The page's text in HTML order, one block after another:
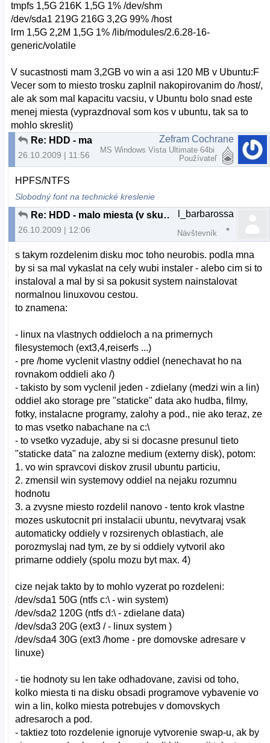
tmpfs 1,5G 216K 1,5G 1% /dev/shm
/dev/sda1 219G 216G 3,2G 99% /host
lrm 1,5G 2,2M 1,5G 1% /lib/modules/2.6.28-16-
generic/volatile
V sucastnosti mam 3,2GB vo win a asi 120 MB v Ubuntu:F
Vecer som to miesto trosku zaplnil nakopirovanim do /host/,
ale ak som mal kapacitu vacsiu, v Ubuntu bolo snad este
menej miesta (vyprazdnoval som kos v ubuntu, tak sa to
mohlo skreslit)
Re: HDD - malo miesta (v skutocnosti neni)
26.10.2009 | 11:56
Zefram Cochrane
MS Windows Vista Ultimate 64bi
Používateľ
HPFS/NTFS
Slobodný font na technické kreslenie
Re: HDD - malo miesta (v skutocnosti neni)
26.10.2009 | 12:06
l_barbarossa
Návštevník
s takym rozdelenim disku moc toho neurobis. podla mna
by si sa mal vykaslat na cely wubi instaler - alebo cim si to
instaloval a mal by si sa pokusit system nainstalovat
normalnou linuxovou cestou.
to znamena:
- linux na vlastnych oddieloch a na primernych
filesystemoch (ext3,4,reiserfs ...)
- pre /home vyclenit vlastny oddiel (nenechavat ho na
rovnakom oddieli ako /)
- takisto by som vyclenil jeden - zdielany (medzi win a lin)
oddiel ako storage pre "staticke" data ako hudba, filmy,
fotky, instalacne programy, zalohy a pod., nie ako teraz, ze
to mas vsetko nabachane na c:\
- to vsetko vyzaduje, aby si si docasne presunul tieto
"staticke data" na zalozne medium (externy disk), potom:
1. vo win spravcovi diskov zrusil ubuntu particiu,
2. zmensil win systemovy oddiel na nejaku rozumnu
hodnotu
3. a zvysne miesto rozdelil nanovo - tento krok vlastne
mozes uskutocnit pri instalacii ubuntu, nevytvaraj vsak
automaticky oddiely v rozsirenych oblastiach, ale
porozmyslaj nad tym, ze by si oddiely vytvoril ako
primarne oddiely (spolu mozu byt max. 4)
cize nejak takto by to mohlo vyzerat po rozdeleni:
/dev/sda1 50G (ntfs c:\ - win system)
/dev/sda2 120G (ntfs d:\ - zdielane data)
/dev/sda3 20G (ext3 / - linux system )
/dev/sda4 30G (ext3 /home - pre domovske adresare v
linuxe)
- tie hodnoty su len take odhadovane, zavisi od toho,
kolko miesta ti na disku obsadi programove vybavenie vo
win a lin, kolko miesta potrebujes v domovskych
adresaroch a pod.
- taktiez toto rozdelenie ignoruje vytvorenie swap-u, ak by